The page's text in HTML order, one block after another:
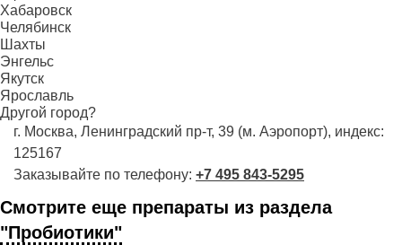
Хабаровск
Челябинск
Шахты
Энгельс
Якутск
Ярославль
Другой город?
г. Москва, Ленинградский пр-т, 39 (м. Аэропорт), индекс:
125167
Заказывайте по телефону: +7 495 843-5295
Смотрите еще препараты из раздела
"Пробиотики"